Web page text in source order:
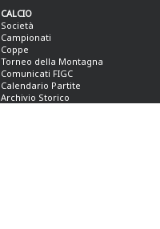
CALCIO
Società
Campionati
Coppe
Torneo della Montagna
Comunicati FIGC
Calendario Partite
Archivio Storico